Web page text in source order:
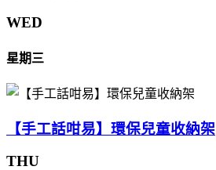
WED
星期三
【手工話咁易】環保兒童收納架
THU